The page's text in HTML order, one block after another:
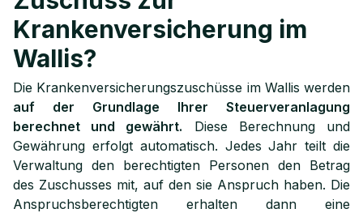
Krankenversicherung im
Wallis?
Die Krankenversicherungszuschüsse im Wallis werden
auf der Grundlage Ihrer Steuerveranlagung
berechnet und gewährt. Diese Berechnung und
Gewährung erfolgt automatisch. Jedes Jahr teilt die
Verwaltung den berechtigten Personen den Betrag
des Zuschusses mit, auf den sie Anspruch haben. Die
Anspruchsberechtigten erhalten dann eine